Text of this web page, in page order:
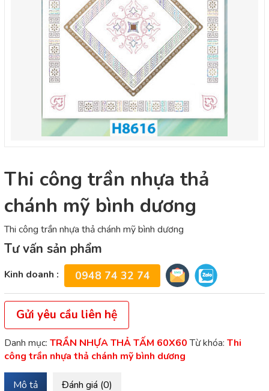
Thi công trần nhựa thả
chánh mỹ bình dương
Thi công trần nhựa thả chánh mỹ bình dương
Tư vấn sản phẩm
Kinh doanh : 0948 74 32 74
Gửi yêu cầu liên hệ
Danh mục: TRẦN NHỰA THẢ TẤM 60X60 Từ khóa: Thi
công trần nhựa thả chánh mỹ bình dương
Mô tả Đánh giá (0)